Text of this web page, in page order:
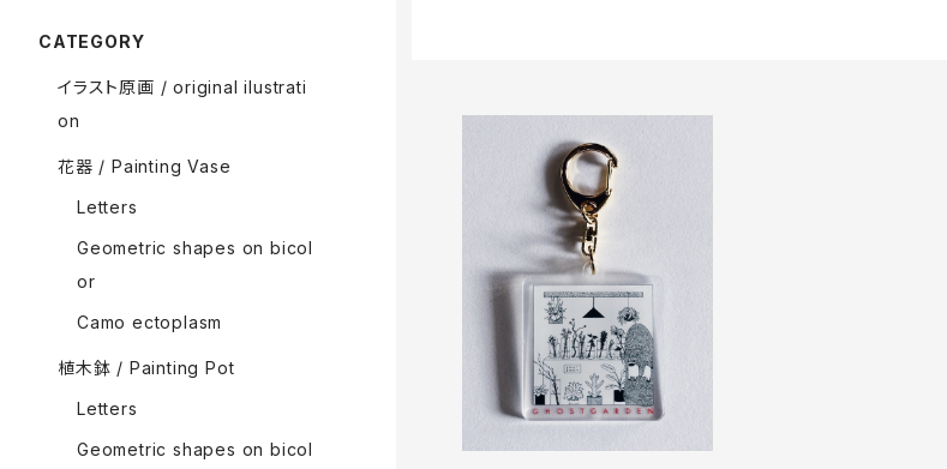
オバケのアクリルキーホルダー
¥1,200
CATEGORY
イラスト原画 / original ilustrati
on
花器 / Painting Vase
Letters
Geometric shapes on bicol
or
Camo ectoplasm
植木鉢 / Painting Pot
Letters
Geometric shapes on bicol